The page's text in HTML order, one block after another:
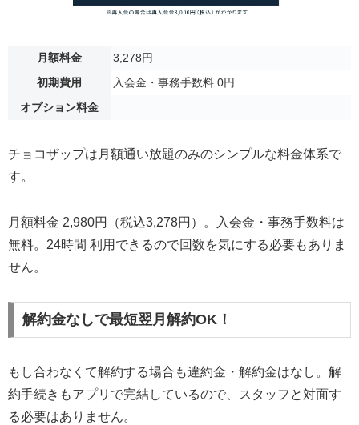
月額料金
3,278円
初期費用
入会金・事務手数料 0円
オプション料金
チョコザップは月額通い放題のみのシンプルな料金体系で
す。
月額料金 2,980円（税込3,278円）。入会金・事務手数料は
無料。24時間 利用できるので回数を気にする必要もありま
せん。
解約金なしで最短翌月解約OK！
もし合わなくて解約する場合も違約金・解約金はなし。解
約手続きもアプリで完結しているので、スタッフと対面す
る必要はありません。